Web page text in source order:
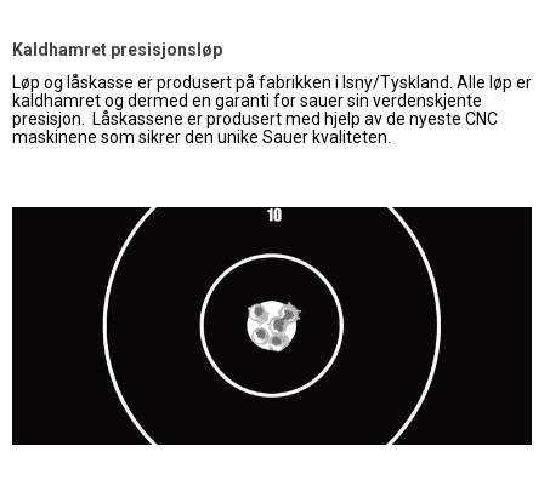
Kaldhamret presisjonsløp
Løp og låskasse er produsert på fabrikken i Isny/Tyskland. Alle løp er
kaldhamret og dermed en garanti for sauer sin verdenskjente
presisjon. Låskassene er produsert med hjelp av de nyeste CNC
maskinene som sikrer den unike Sauer kvaliteten.